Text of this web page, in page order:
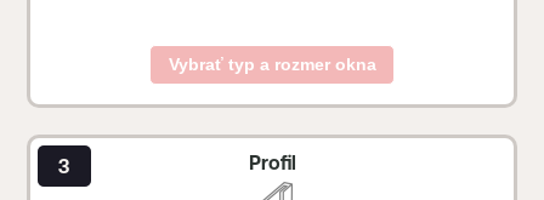
Vybrať typ a rozmer okna
Profil